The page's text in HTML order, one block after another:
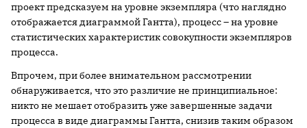
проект предсказуем на уровне экземпляра (что наглядно
отображается диаграммой Гантта), процесс – на уровне
статистических характеристик совокупности экземпляров
процесса.
Впрочем, при более внимательном рассмотрении
обнаруживается, что это различие не принципиальное:
никто не мешает отобразить уже завершенные задачи
процесса в виде диаграммы Гантта, снизив таким образом